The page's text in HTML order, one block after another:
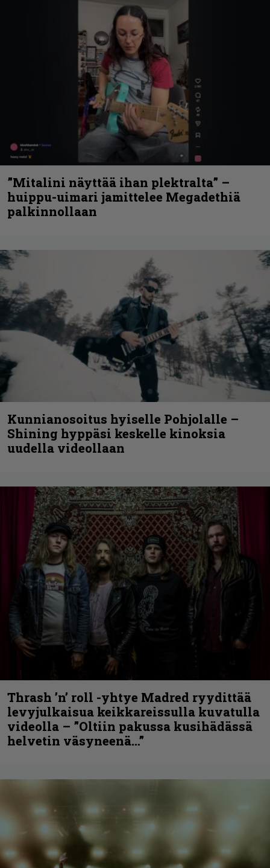
”Mitalini näyttää ihan plektralta” –
huippu-uimari jamittelee Megadethiä
palkinnollaan
Kunnianosoitus hyiselle Pohjolalle –
Shining hyppäsi keskelle kinoksia
uudella videollaan
Thrash ’n’ roll -yhtye Madred ryydittää
levyjulkaisua keikkareissulla kuvatulla
videolla – ”Oltiin pakussa kusihädässä
helvetin väsyneenä…”